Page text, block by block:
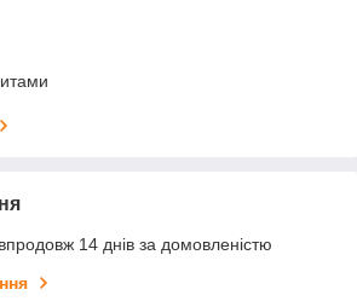
14 днів за домовленістю